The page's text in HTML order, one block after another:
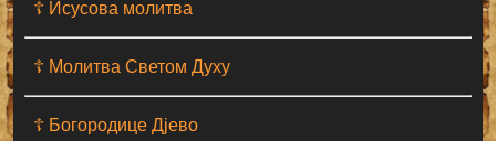
☦ Исусова молитва
☦ Молитва Светом Духу
☦ Богородице Дјево